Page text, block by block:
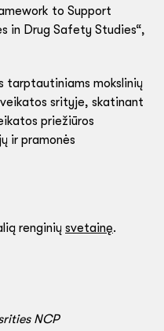
to Support
in Drug Safety Studies“,
tarptautiniams mokslinių
srityje, skatinant
priežiūros
ir pramonės
renginių svetainę.
NCP